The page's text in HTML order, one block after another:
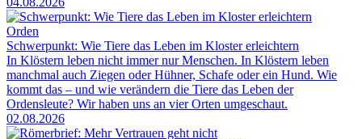
Orden
Schwerpunkt: Wie Tiere das Leben im Kloster erleichtern
In Klöstern leben nicht immer nur Menschen. In Klöstern leben
manchmal auch Ziegen oder Hühner, Schafe oder ein Hund. Wie
kommt das – und wie verändern die Tiere das Leben der
Ordensleute? Wir haben uns an vier Orten umgeschaut.
02.08.2026